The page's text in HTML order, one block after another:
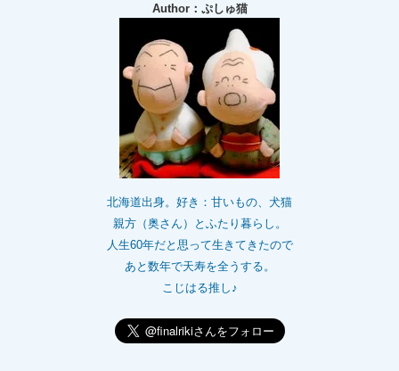
Author：ぷしゅ猫
北海道出身。好き：甘いもの、犬猫
親方（奥さん）とふたり暮らし。
人生60年だと思って生きてきたので
あと数年で天寿を全うする。
こじはる推し♪